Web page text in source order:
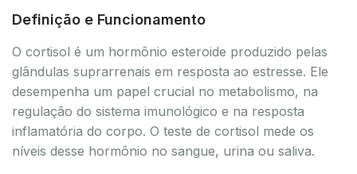
Definição e Funcionamento
O cortisol é um hormônio esteroide produzido pelas
glândulas suprarrenais em resposta ao estresse. Ele
desempenha um papel crucial no metabolismo, na
regulação do sistema imunológico e na resposta
inflamatória do corpo. O teste de cortisol mede os
níveis desse hormônio no sangue, urina ou saliva.